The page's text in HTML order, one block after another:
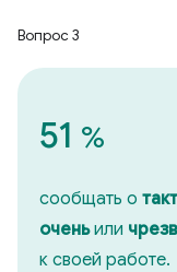
Вопрос 3
51 %
сообщать о
оченьили
к своей работе.